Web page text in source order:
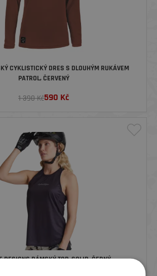
CYKLISTICKÝ DRES S DLOUHÝM RUKÁVEM
PATROL, ČERVENÝ
1 390 Kč590 Kč
DESIGNS DÁMSKÝ TOP, SOLID, ČERNÝ